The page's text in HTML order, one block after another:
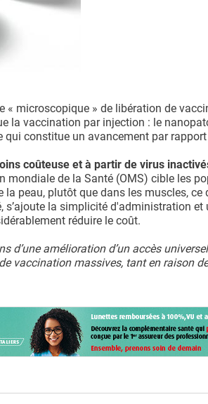
« microscopique » de libération de
la vaccination par injection : le
qui constitue un avancement par
coûteuse et à partir de virus
mondiale de la Santé (OMS) cible les
la peau, plutôt que dans les muscles,
la simplicité d'administration
réduire le coût.
d’une amélioration d’un accès
vaccination massives, tant en raison